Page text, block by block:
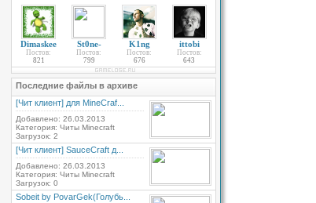
Dimaskee
Постов:
821
St0ne-
Постов:
799
K1ng
Постов:
676
ittobi
Постов:
643
Последние файлы в архиве
[Чит клиент] для MineCraf...
Добавлено: 26.03.2013
Категория: Читы Minecraft
Загрузок: 2
[Чит клиент] SauceCraft д...
Добавлено: 26.03.2013
Категория: Читы Minecraft
Загрузок: 0
Sobeit by PovarGek(Голубь...